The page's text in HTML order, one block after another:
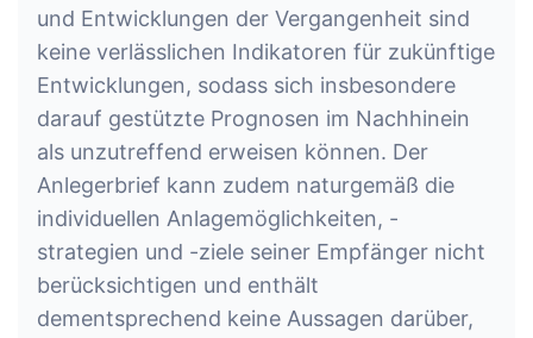
und Entwicklungen der Vergangenheit sind
keine verlässlichen Indikatoren für zukünftige
Entwicklungen, sodass sich insbesondere
darauf gestützte Prognosen im Nachhinein
als unzutreffend erweisen können. Der
Anlegerbrief kann zudem naturgemäß die
individuellen Anlagemöglichkeiten, -
strategien und -ziele seiner Empfänger nicht
berücksichtigen und enthält
dementsprechend keine Aussagen darüber,